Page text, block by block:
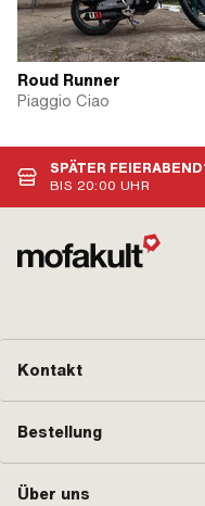
Roud Runner
Piaggio Ciao
SPÄTER
BIS 20:00 UHR
Kontakt
Bestellung
Über uns